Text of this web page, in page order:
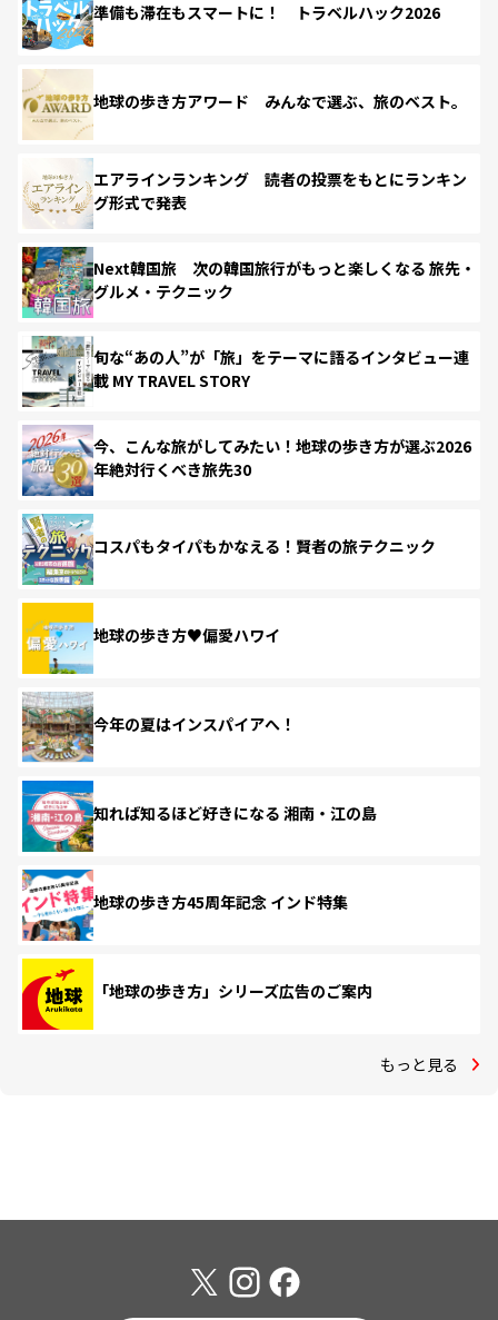
準備も滞在もスマートに！ トラベルハック2026
地球の歩き方アワード みんなで選ぶ、旅のベスト。
エアラインランキング 読者の投票をもとにランキン
グ形式で発表
Next韓国旅 次の韓国旅行がもっと楽しくなる 旅先・
グルメ・テクニック
旬な“あの人”が「旅」をテーマに語るインタビュー連
載 MY TRAVEL STORY
今、こんな旅がしてみたい！地球の歩き方が選ぶ2026
年絶対行くべき旅先30
コスパもタイパもかなえる！賢者の旅テクニック
地球の歩き方♥偏愛ハワイ
今年の夏はインスパイアへ！
知れば知るほど好きになる 湘南・江の島
地球の歩き方45周年記念 インド特集
「地球の歩き方」シリーズ広告のご案内
もっと見る